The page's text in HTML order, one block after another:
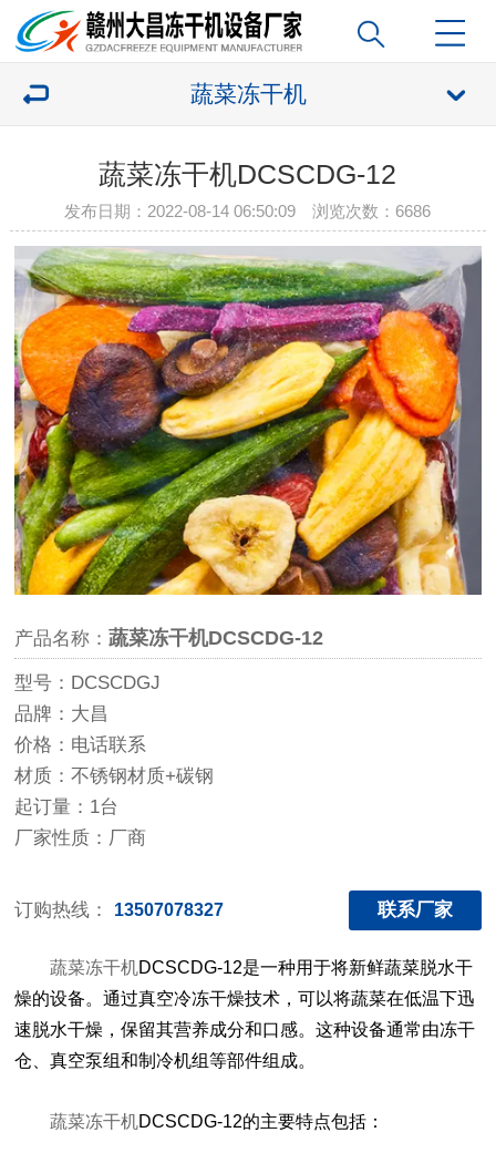
蔬菜冻干机
蔬菜冻干机DCSCDG-12
发布日期：2022-08-14 06:50:09 浏览次数： 6686
产品名称：蔬菜冻干机DCSCDG-12
型号：DCSCDGJ
品牌：大昌
价格：电话联系
材质：不锈钢材质+碳钢
起订量：1台
厂家性质：厂商
订购热线： 13507078327 联系厂家
蔬菜冻干机DCSCDG-12是一种用于将新鲜蔬菜脱水干
燥的设备。通过真空冷冻干燥技术，可以将蔬菜在低温下迅
速脱水干燥，保留其营养成分和口感。这种设备通常由冻干
仓、真空泵组和制冷机组等部件组成。
蔬菜冻干机DCSCDG-12的主要特点包括：